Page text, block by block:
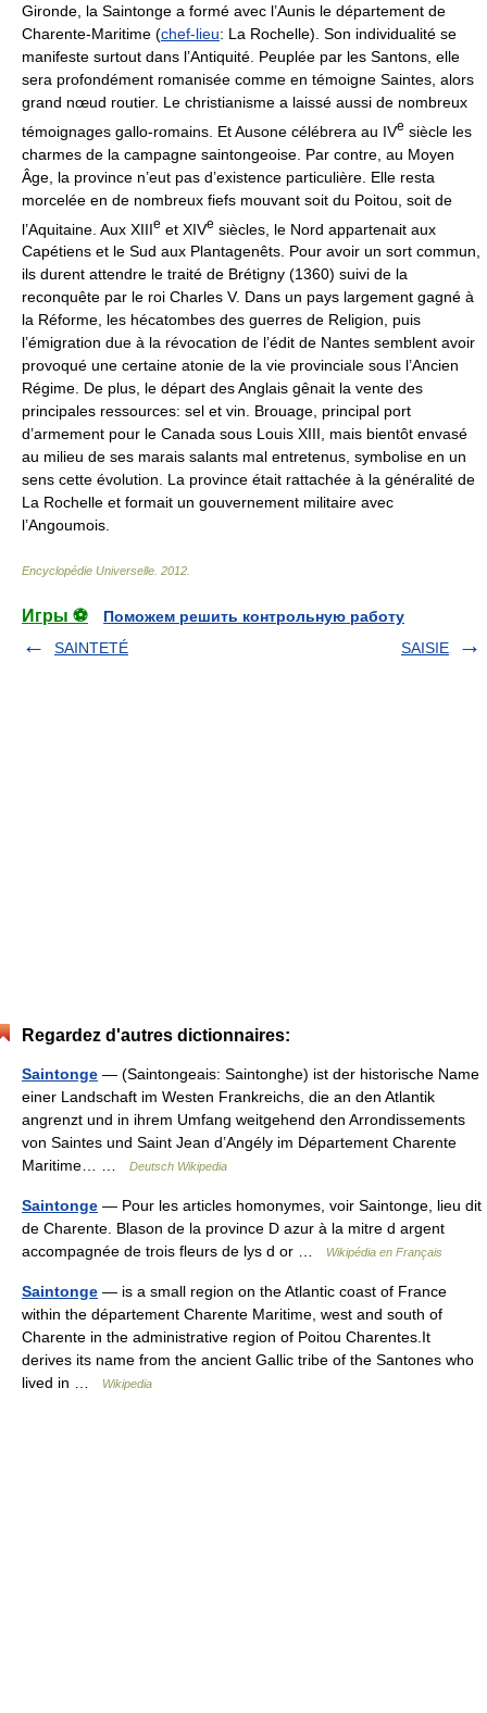
Gironde, la Saintonge a formé avec l’Aunis le département de
Charente-Maritime (chef-lieu: La Rochelle). Son individualité se
manifeste surtout dans l’Antiquité. Peuplée par les Santons, elle
sera profondément romanisée comme en témoigne Saintes, alors
grand nœud routier. Le christianisme a laissé aussi de nombreux
témoignages gallo-romains. Et Ausone célébrera au IVe siècle les
charmes de la campagne saintongeoise. Par contre, au Moyen
Âge, la province n’eut pas d’existence particulière. Elle resta
morcelée en de nombreux fiefs mouvant soit du Poitou, soit de
l’Aquitaine. Aux XIIIe et XIVe siècles, le Nord appartenait aux
Capétiens et le Sud aux Plantagenêts. Pour avoir un sort commun,
ils durent attendre le traité de Brétigny (1360) suivi de la
reconquête par le roi Charles V. Dans un pays largement gagné à
la Réforme, les hécatombes des guerres de Religion, puis
l’émigration due à la révocation de l’édit de Nantes semblent avoir
provoqué une certaine atonie de la vie provinciale sous l’Ancien
Régime. De plus, le départ des Anglais gênait la vente des
principales ressources: sel et vin. Brouage, principal port
d’armement pour le Canada sous Louis XIII, mais bientôt envasé
au milieu de ses marais salants mal entretenus, symbolise en un
sens cette évolution. La province était rattachée à la généralité de
La Rochelle et formait un gouvernement militaire avec
l’Angoumois.
Encyclopédie Universelle 2012
Игры ⚽
Поможем решить контрольную работу
SAINTETÉ
SAISIE
Regardez d'autres dictionnaires:
Saintonge — (Saintongeais: Saintonghe) ist der historische Name
einer Landschaft im Westen Frankreichs, die an den Atlantik
angrenzt und in ihrem Umfang weitgehend den Arrondissements
von Saintes und Saint Jean d’Angély im Département Charente
Maritime… …
Deutsch Wikipedia
Saintonge — Pour les articles homonymes, voir Saintonge, lieu dit
de Charente. Blason de la province D azur à la mitre d argent
accompagnée de trois fleurs de lys d or …
Wikipédia en Français
Saintonge — is a small region on the Atlantic coast of France
within the département Charente Maritime, west and south of
Charente in the administrative region of Poitou Charentes.It
derives its name from the ancient Gallic tribe of the Santones who
lived in …
Wikipedia